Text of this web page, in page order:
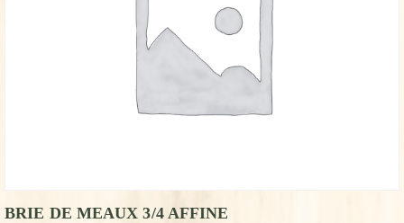
BRIE DE MEAUX 3/4 AFFINE